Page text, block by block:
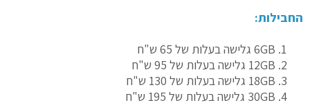
החבילות:
6GB גלישה בעלות של 65 ש"ח
12GB גלישה בעלות של 95 ש"ח
18GB גלישה בעלות של 130 ש"ח
30GB גלישה בעלות של 195 ש"ח